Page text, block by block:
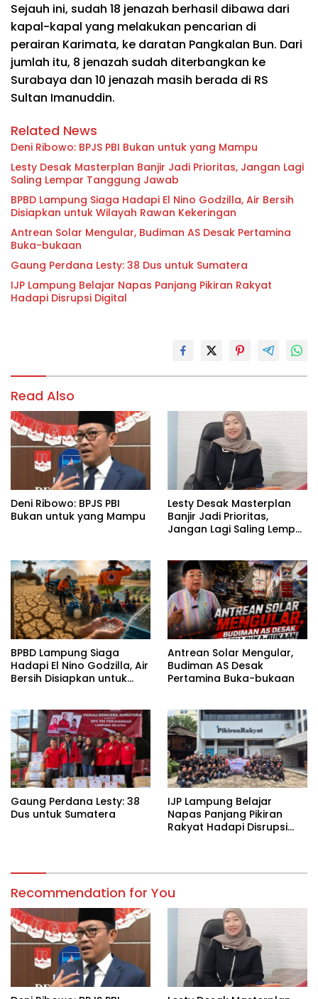
Sejauh ini, sudah 18 jenazah berhasil dibawa dari
kapal-kapal yang melakukan pencarian di
perairan Karimata, ke daratan Pangkalan Bun. Dari
jumlah itu, 8 jenazah sudah diterbangkan ke
Surabaya dan 10 jenazah masih berada di RS
Sultan Imanuddin.
Related News
Deni Ribowo: BPJS PBI Bukan untuk yang Mampu
Lesty Desak Masterplan Banjir Jadi Prioritas, Jangan Lagi
Saling Lempar Tanggung Jawab
BPBD Lampung Siaga Hadapi El Nino Godzilla, Air Bersih
Disiapkan untuk Wilayah Rawan Kekeringan
Antrean Solar Mengular, Budiman AS Desak Pertamina
Buka-bukaan
Gaung Perdana Lesty: 38 Dus untuk Sumatera
IJP Lampung Belajar Napas Panjang Pikiran Rakyat
Hadapi Disrupsi Digital
Read Also
Deni Ribowo: BPJS PBI
Bukan untuk yang Mampu
Lesty Desak Masterplan
Banjir Jadi Prioritas,
Jangan Lagi Saling Lempar
BPBD Lampung Siaga
Hadapi El Nino Godzilla, Air
Bersih Disiapkan untuk
Antrean Solar Mengular,
Budiman AS Desak
Pertamina Buka-bukaan
Gaung Perdana Lesty: 38
Dus untuk Sumatera
IJP Lampung Belajar
Napas Panjang Pikiran
Rakyat Hadapi Disrupsi
Recommendation for You